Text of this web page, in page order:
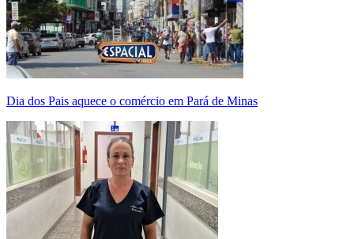
Dia dos Pais aquece o comércio em Pará de Minas